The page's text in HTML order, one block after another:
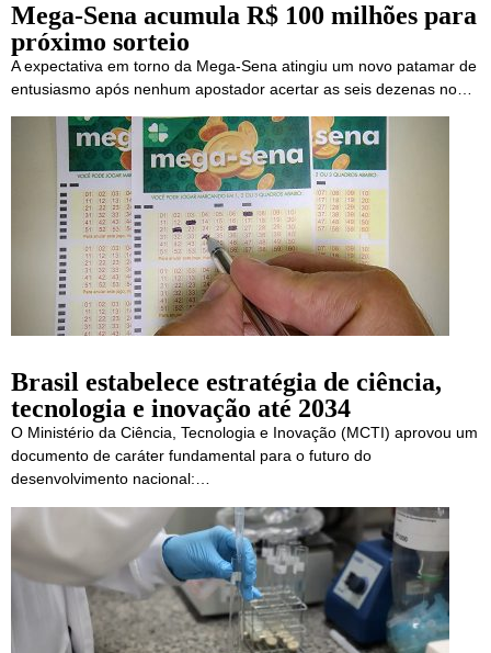
Mega-Sena acumula R$ 100 milhões para
próximo sorteio
A expectativa em torno da Mega-Sena atingiu um novo patamar de
entusiasmo após nenhum apostador acertar as seis dezenas no…
Brasil estabelece estratégia de ciência,
tecnologia e inovação até 2034
O Ministério da Ciência, Tecnologia e Inovação (MCTI) aprovou um
documento de caráter fundamental para o futuro do
desenvolvimento nacional:…